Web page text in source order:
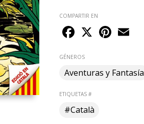
COMPARTIR EN
Facebook
X Pinterest
GÉNEROS
Aventuras y Fantasía
ETIQUETAS #
#Català